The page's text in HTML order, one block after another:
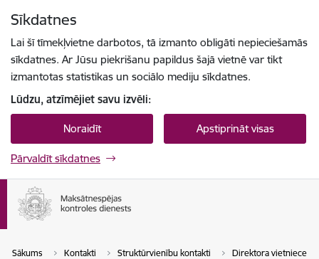
Sīkdatnes
Lai šī tīmekļvietne darbotos, tā izmanto obligāti nepieciešamās
sīkdatnes. Ar Jūsu piekrišanu papildus šajā vietnē var tikt
izmantotas statistikas un sociālo mediju sīkdatnes.
Lūdzu, atzīmējiet savu izvēli:
Noraidīt Apstiprināt visas
Pārvaldīt sīkdatnes
Sākums Kontakti Struktūrvienību kontakti Direktora vietniece